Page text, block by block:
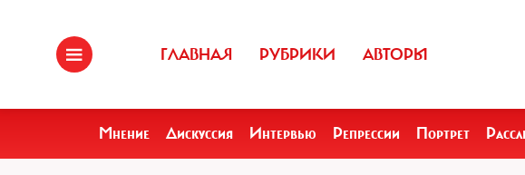
ГЛАВНАЯ РУБРИКИ АВТОРЫ
Мнение Дискуссия Интервью Репрессии Портрет